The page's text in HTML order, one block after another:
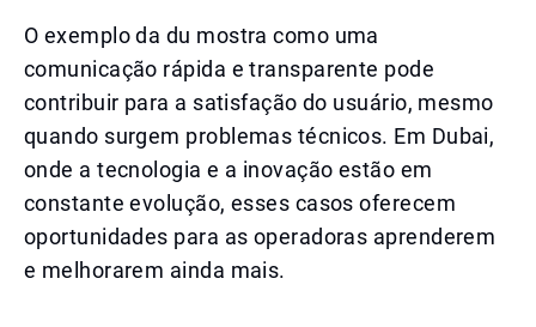
O exemplo da du mostra como uma
comunicação rápida e transparente pode
contribuir para a satisfação do usuário, mesmo
quando surgem problemas técnicos. Em Dubai,
onde a tecnologia e a inovação estão em
constante evolução, esses casos oferecem
oportunidades para as operadoras aprenderem
e melhorarem ainda mais.